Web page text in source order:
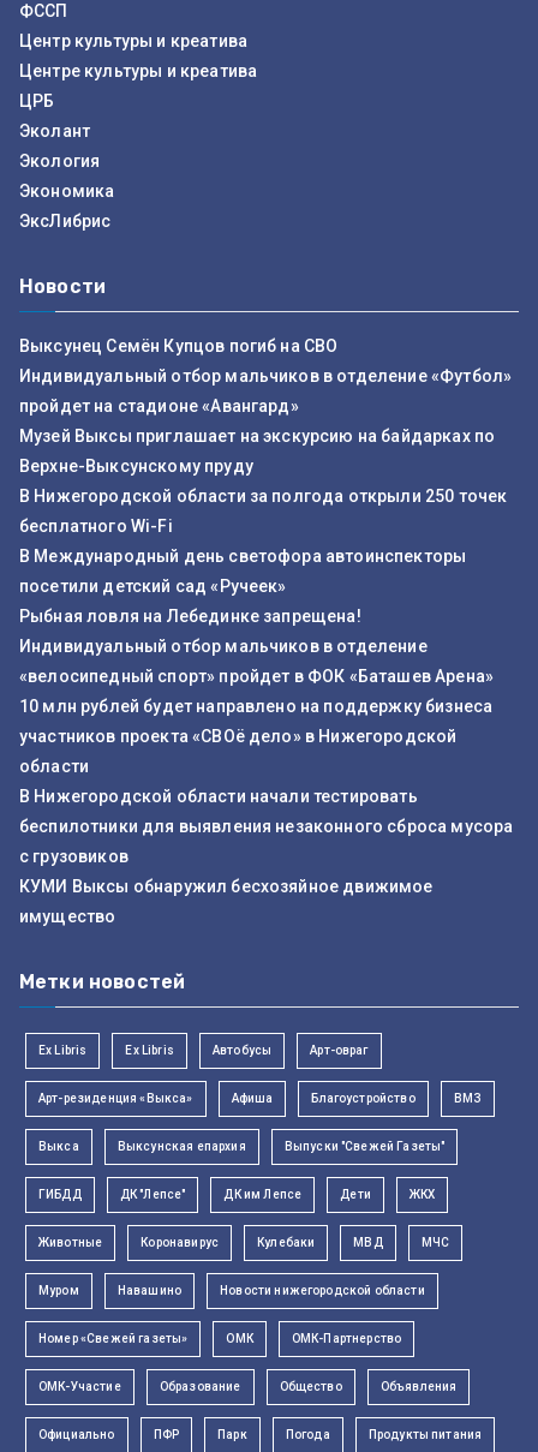
ФССП
Центр культуры и креатива
Центре культуры и креатива
ЦРБ
Эколант
Экология
Экономика
ЭксЛибрис
Новости
Выксунец Семён Купцов погиб на СВО
Индивидуальный отбор мальчиков в отделение «Футбол»
пройдет на стадионе «Авангард»
Музей Выксы приглашает на экскурсию на байдарках по
Верхне-Выксунскому пруду
В Нижегородской области за полгода открыли 250 точек
бесплатного Wi-Fi
В Международный день светофора автоинспекторы
посетили детский сад «Ручеек»
Рыбная ловля на Лебединке запрещена!
Индивидуальный отбор мальчиков в отделение
«велосипедный спорт» пройдет в ФОК «Баташев Арена»
10 млн рублей будет направлено на поддержку бизнеса
участников проекта «СВОё дело» в Нижегородской
области
В Нижегородской области начали тестировать
беспилотники для выявления незаконного сброса мусора
с грузовиков
КУМИ Выксы обнаружил бесхозяйное движимое
имущество
Метки новостей
Ex Libris Ex Libris Автобусы Арт-овраг
Арт-резиденция «Выкса» Афиша Благоустройство ВМЗ
Выкса Выксунская епархия Выпуски "Свежей Газеты"
ГИБДД ДК "Лепсе" ДК им Лепсе Дети ЖКХ
Животные Коронавирус Кулебаки МВД МЧС
Муром Навашино Новости нижегородской области
Номер «Свежей газеты» ОМК ОМК-Партнерство
ОМК-Участие Образование Общество Объявления
Официально ПФР Парк Погода Продукты питания